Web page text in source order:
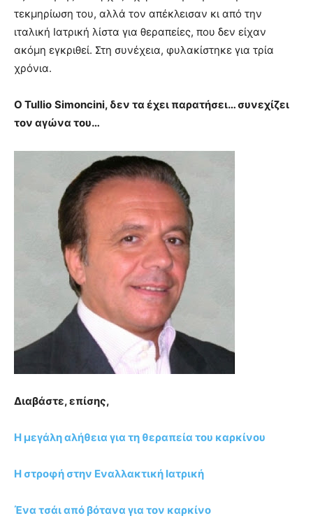
τεκμηρίωση του, αλλά τον απέκλεισαν κι από την
ιταλική Ιατρική λίστα για θεραπείες, που δεν είχαν
ακόμη εγκριθεί. Στη συνέχεια, φυλακίστηκε για τρία
χρόνια.
Ο Tullio Simoncini, δεν τα έχει παρατήσει… συνεχίζει
τον αγώνα του…
Διαβάστε, επίσης,
Η μεγάλη αλήθεια για τη θεραπεία του καρκίνου
Η στροφή στην Εναλλακτική Ιατρική
Ένα τσάι από βότανα για τον καρκίνο